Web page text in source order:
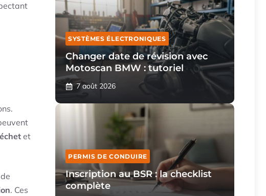
et
. Ces
SYSTÈMES ÉLECTRONIQUES
Changer date de révision avec
Motoscan BMW : tutoriel
7 août 2026
PERMIS DE CONDUIRE
Inscription au BSR : la checklist
complète